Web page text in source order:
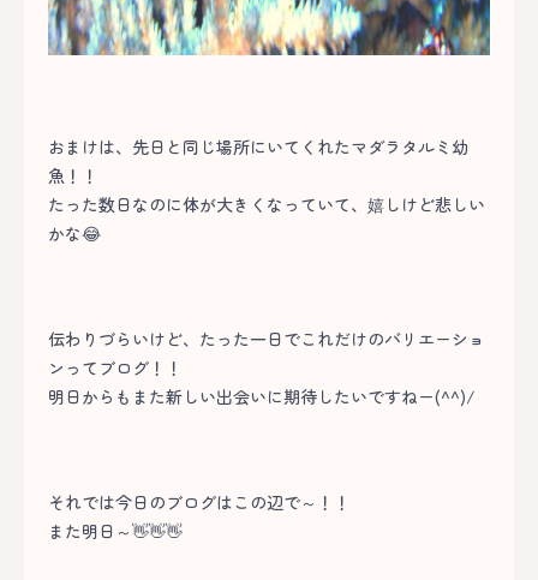
おまけは、先日と同じ場所にいてくれたマダラタルミ幼
魚！！
たった数日なのに体が大きくなっていて、嬉しけど悲しい
かな😂
伝わりづらいけど、たった一日でこれだけのバリエーショ
ンってブログ！！
明日からもまた新しい出会いに期待したいですねー(^^)/
それでは今日のブログはこの辺で～！！
また明日～👋👋👋